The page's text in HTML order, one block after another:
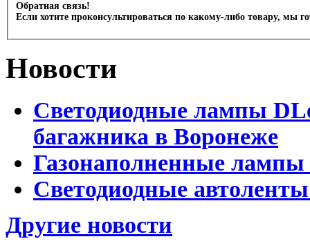
Обратная связь!
Если хотите проконсультироваться по какому-либо товару, мы
Новости
Светодиодные лампы
багажника в Воронеже
Газонаполненные
Светодиодные
Другие новости